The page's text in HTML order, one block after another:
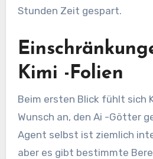
Stunden Zeit gespart.
Kimi -Folien
Beim ersten Blick fühlt sich
Wunsch an, den Ai -Götter
Agent selbst ist ziemlich
aber es gibt bestimmte